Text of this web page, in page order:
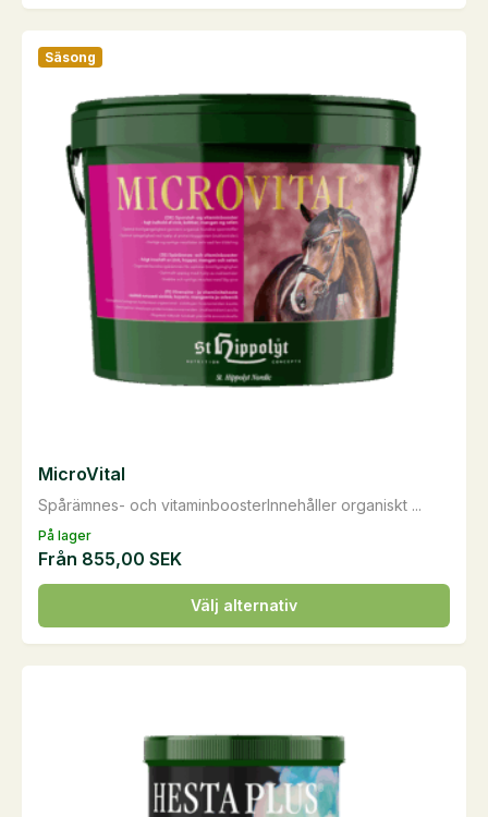
produkten
har
flera
varianter.
olika
alternativen
produktsidan
På lager
Säsong
Spårämnes- och vitaminboosterInnehåller organiskt ...
MicroVital
Från 855,00 SEK
Välj alternativ
Den
här
produkten